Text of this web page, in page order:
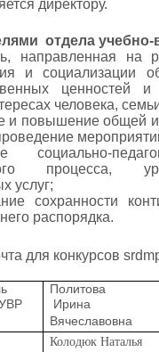
директору.
отдела учебно-
направленная на
и социализации
человека,
и повышение общей и
процесса,
услуг;
сохранности
распорядка.
для конкурсов
Политова
Ирина
Вячеславовна
Колодюк Наталья